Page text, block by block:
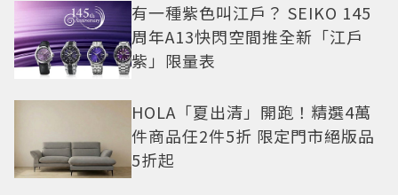
有一種紫色叫江戶？ SEIKO 145
周年A13快閃空間推全新「江戶
紫」限量表
HOLA「夏出清」開跑！精選4萬
件商品任2件5折 限定門市絕版品
5折起